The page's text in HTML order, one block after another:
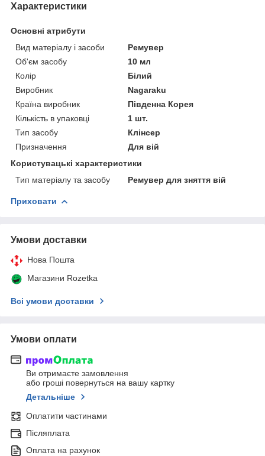
Характеристики
Основні атрибути
Вид матеріалу і засоби
Ремувер
Об'єм засобу
10 мл
Колір
Білий
Виробник
Nagaraku
Країна виробник
Південна Корея
Кількість в упаковці
1 шт.
Тип засобу
Клінсер
Призначення
Для вій
Користувацькі характеристики
Тип матеріалу та засобу
Ремувер для зняття вій
Приховати
Умови доставки
Нова Пошта
Магазини Rozetka
Всі умови доставки
Умови оплати
Ви отримаєте замовлення
або гроші повернуться на вашу картку
Детальніше
Оплатити частинами
Післяплата
Оплата на рахунок